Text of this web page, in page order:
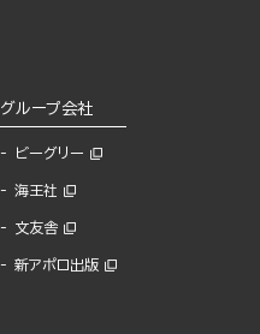
グループ会社
ビーグリー
海王社
文友舎
新アポロ出版